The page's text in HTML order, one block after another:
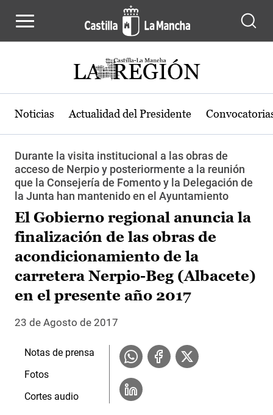
Noticias Actualidad del Presidente
Durante la visita institucional a las obras de
acceso de Nerpio y posteriormente a la reunión
que la Consejería de Fomento y la Delegación de
la Junta han mantenido en el Ayuntamiento
El Gobierno regional anuncia la
finalización de las obras de
acondicionamiento de la
carretera Nerpio-Beg (Albacete)
en el presente año 2017
23 de Agosto de 2017
Notas de prensa
Fotos
Cortes audio